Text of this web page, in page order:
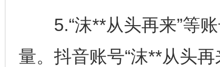
5.“沫**从头再来”等账
量。抖音账号“沫**从头再